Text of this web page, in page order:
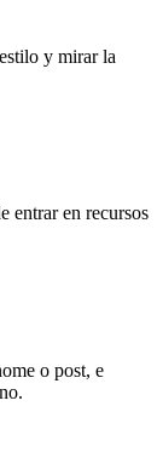
y mirar la
entrar en recursos
o post, e